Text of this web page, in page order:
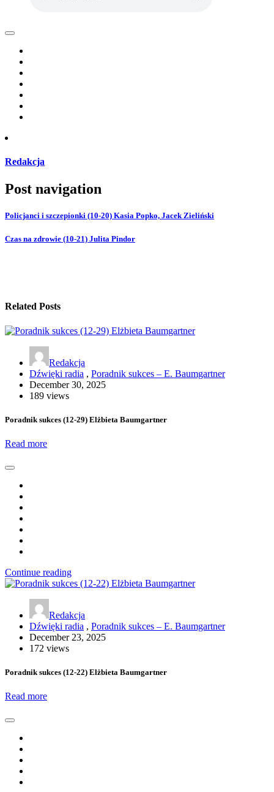
Redakcja
Post navigation
Policjanci i szczepionki (10-20) Kasia Popko, Jacek Zieliński
Czas na zdrowie (10-21) Julita Pindor
Related Posts
Redakcja
Dźwięki radia , Poradnik sukces – E. Baumgartner
December 30, 2025
189 views
Poradnik sukces (12-29) Elżbieta Baumgartner
Read more
Continue reading
Redakcja
Dźwięki radia , Poradnik sukces – E. Baumgartner
December 23, 2025
172 views
Poradnik sukces (12-22) Elżbieta Baumgartner
Read more